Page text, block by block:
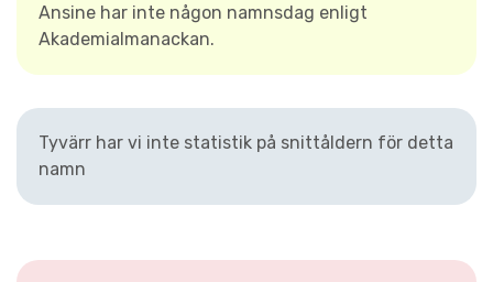
Ansine har inte någon namnsdag enligt
Akademialmanackan.
Tyvärr har vi inte statistik på snittåldern för detta
namn